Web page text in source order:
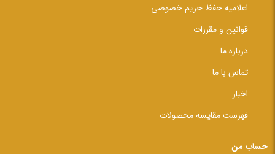
اعلامیه حفظ حریم خصوصی
قوانین و مقررات
درباره ما
تماس با ما
اخبار
فهرست مقایسه محصولات
حساب من